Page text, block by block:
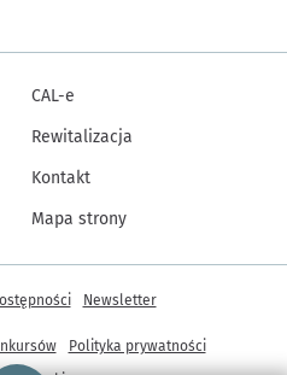
CAL-e
Rewitalizacja
Kontakt
Mapa strony
Newsletter
Polityka prywatności